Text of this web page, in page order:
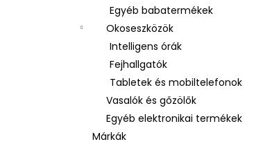
Egyéb babatermékek
Okoseszközök
Intelligens órák
Fejhallgatók
Tabletek és mobiltelefonok
Vasalók és gőzölők
Egyéb elektronikai termékek
Márkák